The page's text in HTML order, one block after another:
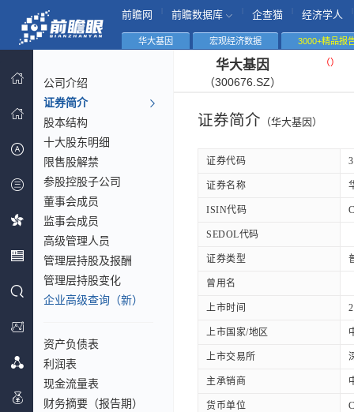
前瞻网 前瞻数据库 企查猫 经济学人
华大基因 宏观经济数据 3000+精品报
公司介绍
证券简介
股本结构
十大股东明细
限售股解禁
参股控股子公司
董事会成员
监事会成员
高级管理人员
管理层持股及报酬
管理层持股变化
企业高级查询（新）
资产负债表
利润表
现金流量表
财务摘要（报告期）
华大基因
（300676.SZ）
（）
证券简介 （华大基因）
证券代码
证券名称
ISIN代码
SEDOL代码
证券类型
曾用名
上市时间
上市国家/地区
上市交易所
主承销商
货币单位